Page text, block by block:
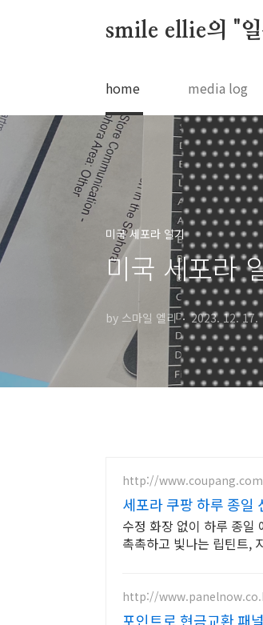
smile ellie의 "
home media log
미국 세포라 일기
미국 세포라
by 스마일 엘리 2023. 12. 17.
http://www.coupang.com
세포라 쿠팡 하루 종일
수정 화장 없이 하루 종일
촉촉하고 빛나는 립틴트,
http://
포인트로 현금교환 패